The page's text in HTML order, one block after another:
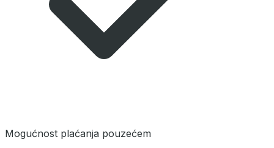
Mogućnost plaćanja pouzećem